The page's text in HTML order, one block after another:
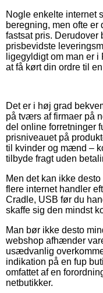
Nogle enkelte internet
beregning, men ofte er
fastsat pris.
prisbevidste
ligegyldigt om man er
at få kørt din ordre til
Det er i høj grad
på tværs af firmaer på
del online forretninger
prisniveauet på
til kvinder og mænd –
tilbyde fragt uden
Men det kan ikke
flere internet handler
Cradle, USB før du
skaffe sig den mindst
Man bør ikke desto
webshop afhænder
usædvanlig
indikation på en fup
omfattet af en
netbutikker.